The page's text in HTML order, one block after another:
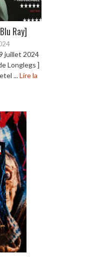
Ray]
juillet 2024
Longlegs ]
...Lire la